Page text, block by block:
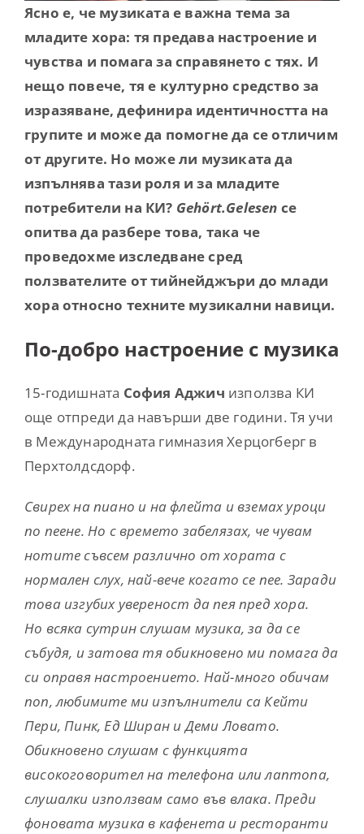
Contact
Ясно е, че музиката е важна тема за
младите хора: тя предава настроение и
чувства и помага за справянето с тях. И
нещо повече, тя е културно средство за
изразяване, дефинира идентичността на
групите и може да помогне да се отличим
от другите. Но може ли музиката да
изпълнява тази роля и за младите
потребители на КИ? Gehört.Gelesen се
опитва да разбере това, така че
проведохме изследване сред
ползвателите от тийнейджъри до млади
хора относно техните музикални навици.
По-добро настроение с музика
15-годишната София Аджич използва КИ
още отпреди да навърши две години. Тя учи
в Международната гимназия Херцогберг в
Перхтолдсдорф.
Свирех на пиано и на флейта и вземах уроци
по пеене. Но с времето забелязах, че чувам
нотите съвсем различно от хората с
нормален слух, най-вече когато се пее. Заради
това изгубих увереност да пея пред хора.
Но всяка сутрин слушам музика, за да се
събудя, и затова тя обикновено ми помага да
си оправя настроението. Най-много обичам
поп, любимите ми изпълнители са Кейти
Пери, Пинк, Ед Ширан и Деми Ловато.
Обикновено слушам с функцията
високоговорител на телефона или лаптопа,
слушалки използвам само във влака. Преди
фоновата музика в кафенета и ресторанти